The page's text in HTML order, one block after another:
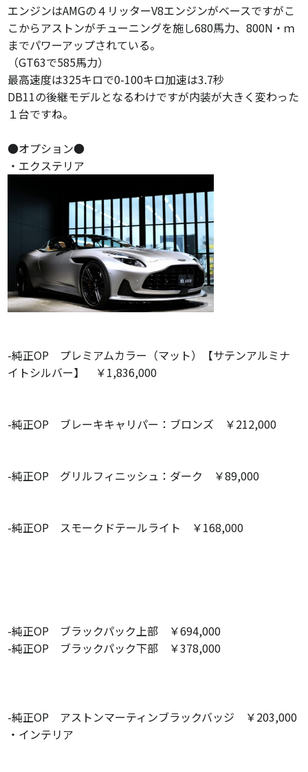
エンジンはAMGの４リッターV8エンジンがベースですがこ
こからアストンがチューニングを施し680馬力、800N・ｍ
までパワーアップされている。
（GT63で585馬力）
最高速度は325キロで0-100キロ加速は3.7秒
DB11の後継モデルとなるわけですが内装が大きく変わった
１台ですね。
●オプション●
・エクステリア
-純正OP プレミアムカラー（マット）【サテンアルミナ
イトシルバー】 ￥1,836,000
-純正OP ブレーキキャリパー：ブロンズ ￥212,000
-純正OP グリルフィニッシュ：ダーク ￥89,000
-純正OP スモークドテールライト ￥168,000
-純正OP ブラックパック上部 ￥694,000
-純正OP ブラックパック下部 ￥378,000
-純正OP アストンマーティンブラックバッジ ￥203,000
・インテリア